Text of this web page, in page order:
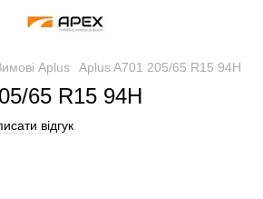
Aplus Aplus A701 205/65 R15 94H
65 R15 94H
відгук